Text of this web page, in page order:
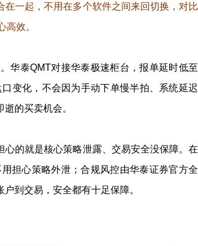
一起，不用在多个软件之间来回切换，对比
效。
华泰QMT对接华泰极速柜台，报单延时低至
变化，不会因为手动下单慢半拍、系统延迟
的买卖机会。
心的就是核心策略泄露、交易安全没保障。在
担心策略外泄；合规风控由华泰证券官方全
到交易，安全都有十足保障。